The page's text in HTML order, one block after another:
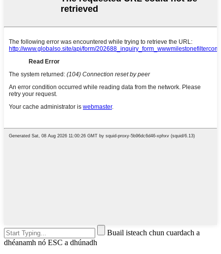
Buail isteach chun cuardach a
dhéanamh nó ESC a dhúnadh